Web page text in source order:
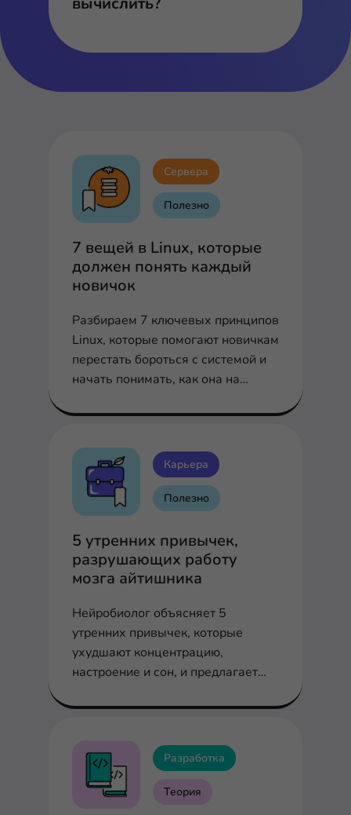
Сервера
Полезно
7 вещей в Linux, которые
должен понять каждый
новичок
Разбираем 7 ключевых принципов
Linux, которые помогают новичкам
перестать бороться с системой и
начать понимать, как она на
Карьера
Полезно
5 утренних привычек,
разрушающих работу
мозга айтишника
Нейробиолог объясняет 5
утренних привычек, которые
ухудшают концентрацию,
настроение и сон, и предлагает
альтернативы.
Разработка
Теория